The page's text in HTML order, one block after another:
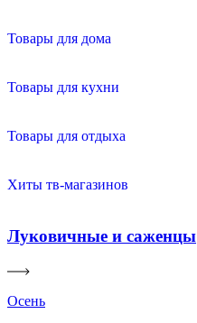
Товары для дома
Товары для кухни
Товары для отдыха
Хиты тв-магазинов
Луковичные и саженцы
Осень